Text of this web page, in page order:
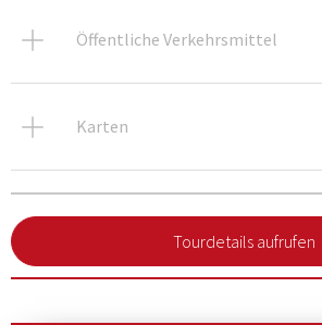
Öffentliche Verkehrsmittel
Karten
Tourdetails aufrufen